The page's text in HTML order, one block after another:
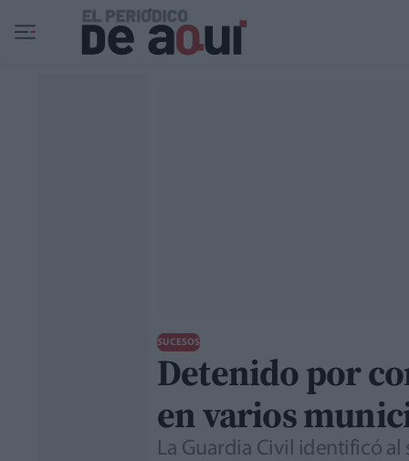
Ir al contenido principal
SUCESOS
Detenido por
en varios
La Guardia Civil identificó